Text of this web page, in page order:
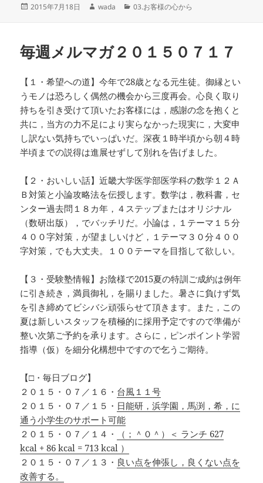
投
2015年7月18日
作
wada
カ
ー
03.お客様の心から
毎週メルマガ２０１５０７１７
【１・希望への道】今年で28歳となる元生徒。御縁とい
うモノは恐ろしく偶然の機会から三度再会。心良く取り
持ちを引き受けて頂いたお客様には，感謝の念を抱くと
共に，当方の力不足により実らなかった現実に，大変申
し訳ない気持ちでいっぱいだ。深夜１時半頃から朝４時
半頃までの説得は進展せずして別れを告げました。
【２・おいしい話】近畿大学医学部医学科の数学１２Ａ
Ｂ対策と小論攻略法を伝授します。数学は，教科書，セ
ンター過去問１８カ年，４ステップまたはオリジナル
（数研出版），でバッチリだ。小論は，１テーマ１５分
４００字対策，が望ましいけど，１テーマ３０分４００
字対策，でも大丈夫。１００テーマを目指して欲しい。
【３・受験塾情報】お陰様で2015夏の特訓ご成約は例年
に引き続き，満員御礼，を賜りました。暑さに負けず気
を引き締めてビシバシ頑張らせて頂きます。また，この
夏は新しいスタッフを積極的に採用予定ですので準備が
整い次第ご予約を承ります。さらに，ピンポイント学習
指導（仮）を細分化構想中ですので乞うご期待。
【□・毎日ブログ】
２０１５・０７／１６・ 台風１１号
２０１５・０７／１５・ 日能研，浜学園，馬渕，希，に
通う小学生のサポート可能
２０１５・０７／１４・
（；＾０＾）＜ ランチ 627
kcal + 86 kcal = 713 kcal ）
２０１５・０７／１３・ 良い点を伸張し，良くない点を
改善する。